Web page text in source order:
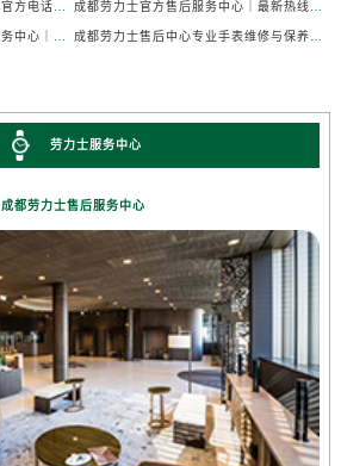
成都劳力士官方售后服务中心｜官方电话及详细维修地址权威信息公示（2026年7月最新） 成都劳力士官方售后服务中心｜最新热线及维修地址权威信息公示（2026年7月最新）
亲身探访成都劳力士官方售后服务中心｜完整维修地址与售后热线（2026年7月最新） 成都劳力士售后中心专业手表维修与保养服务权威公示（2026年7月最新）
劳力士服务中心
成都劳力士售后服务中心